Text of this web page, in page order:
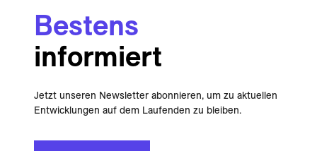
Bestens
informiert
Jetzt unseren Newsletter abonnieren, um zu aktuellen
Entwicklungen auf dem Laufenden zu bleiben.